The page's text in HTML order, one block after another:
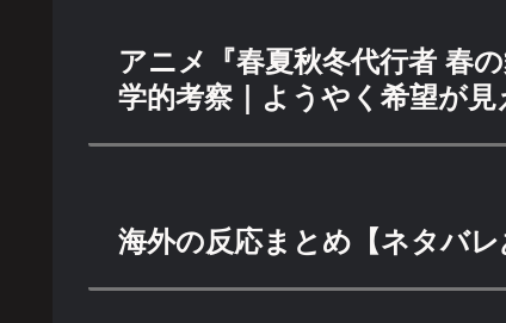
アニメ『春夏秋冬代行者 春
学的考察｜ようやく希望が
海外の反応まとめ【ネタバレ